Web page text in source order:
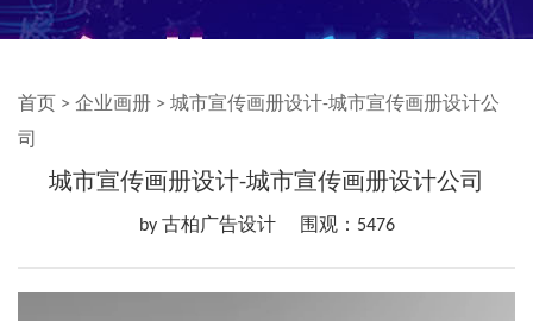
首页 > 企业画册 > 城市宣传画册设计-城市宣传画册设计公
司
城市宣传画册设计-城市宣传画册设计公司
by 古柏广告设计 围观：5476